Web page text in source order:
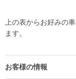
上の表からお好みの
ます。
お客様の情報